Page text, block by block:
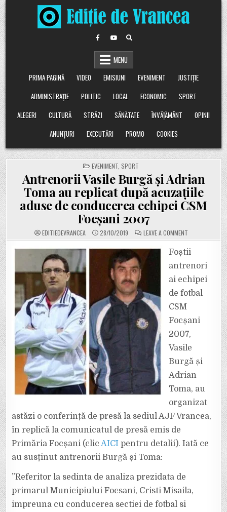
Skip
to
content
MENU
PRIMA PAGINĂ
VIDEO EMISIUNI EVENIMENT
JUSTIȚIE
ADMINISTRAȚIE
POLITIC LOCAL ECONOMIC
SPORT
ALEGERI
CULTURĂ STRĂZI SĂNĂTATE ÎNVĂȚĂMÂNT
OPINII
ANUNȚURI
EXECUTĂRI PROMO COOKIES
POSTED
IN
EVENIMENT SPORT
Antrenorii Vasile Burgă și Adrian
Toma au replicat după acuzațiile
aduse de conducerea echipei CSM
Focșani 2007
EDITIEDEVRANCEA 28/10/2019 LEAVE A COMMENTON
ANTRENORII
BURGĂ
ȘI
ADRIAN
TOMA
AU
REPLICAT
ACUZAȚIILE
ECHIPEI
CSM
FOCȘANI
2007
Foștii
antrenori
ai echipei
de fotbal
CSM
Focșani
2007,
Vasile
Burgă și
Adrian
Toma, au
organizat
astăzi o conferință de presă la sediul AJF Vrancea,
în replică la comunicatul de presă emis de
Primăria Focșani (clicAICI pentru detalii). Iată ce
au susținut antrenorii Burgă și Toma:
”Referitor la sedinta de analiza prezidata de
primarul Municipiului Focsani, Cristi Misaila,
impreuna cu conducerea sectiei de fotbal si